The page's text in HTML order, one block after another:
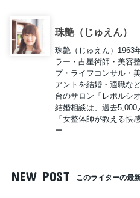
珠艶（じゅえん）
珠艶（じゅえん）1963
ラー・占星術師・美容
プ・ライフコンサル・
アントを結婚・適職な
台のサロン「レボルシ
結婚相談は、過去5,000
「女整体師が教える快
ー
NEW POST このライターの最